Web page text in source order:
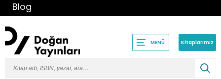
Blog
MENÜ Kitaplarımız